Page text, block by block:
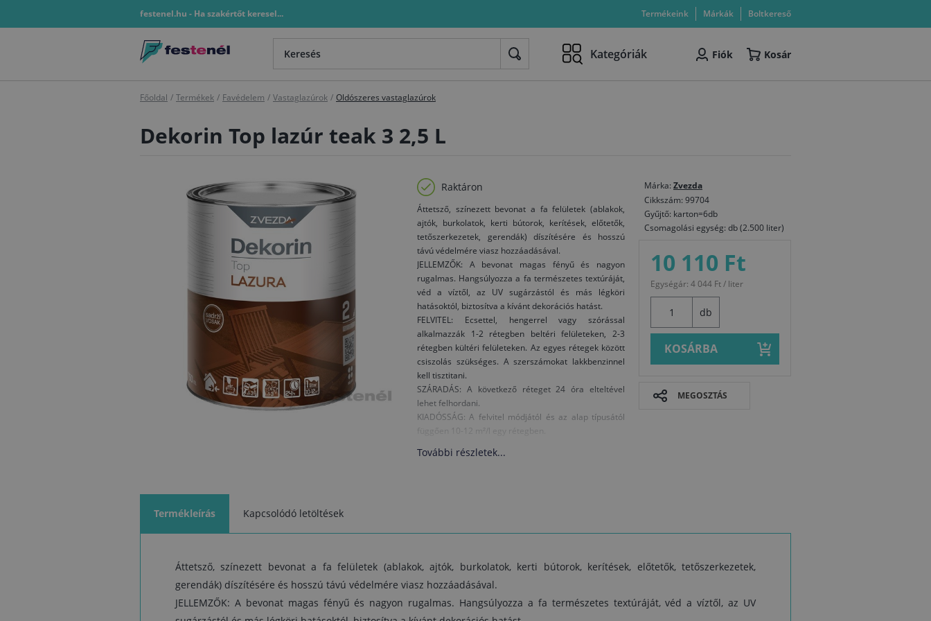
festenel.hu - Ha szakértőt keresel... Termékeink Márkák Boltkereső
Kategóriák Fiók Kosár
Főoldal / Termékek / Favédelem / Vastaglazúrok / Oldószeres vastaglazúrok
Dekorin Top lazúr teak 3 2,5 L
Raktáron
Áttetsző, színezett bevonat a fa felületek (ablakok,
ajtók, burkolatok, kerti bútorok, kerítések, előtetők,
tetőszerkezetek, gerendák) díszítésére és hosszú
távú védelmére viasz hozzáadásával.
JELLEMZŐK: A bevonat magas fényű és nagyon
rugalmas. Hangsúlyozza a fa természetes textúráját,
véd a víztől, az UV sugárzástól és más légköri
hatásoktól, biztosítva a kívánt dekorációs hatást.
FELVITEL: Ecsettel, hengerrel vagy szórással
alkalmazzák 1-2 rétegben beltéri felületeken, 2-3
rétegben kültéri felületeken. Az egyes rétegek között
csiszolás szükséges. A szerszámokat lakkbenzinnel
kell tisztitani.
SZÁRADÁS: A következő réteget 24 óra elteltével
lehet felhordani.
KIADÓSSÁG: A felvitel módjától és az alap típusától
függően 10-12 m²/l egy rétegben.
További részletek...
Márka: Zvezda
Cikkszám: 99704
Gyűjtő: karton=6db
Csomagolási egység: db (2.500 liter)
10 110 Ft
Egységár: 4 044 Ft / liter
db
KOSÁRBA
MEGOSZTÁS
Termékleírás Kapcsolódó letöltések
Áttetsző, színezett bevonat a fa felületek (ablakok, ajtók, burkolatok, kerti bútorok, kerítések, előtetők, tetőszerkezetek,
gerendák) díszítésére és hosszú távú védelmére viasz hozzáadásával.
JELLEMZŐK: A bevonat magas fényű és nagyon rugalmas. Hangsúlyozza a fa természetes textúráját, véd a víztől, az UV